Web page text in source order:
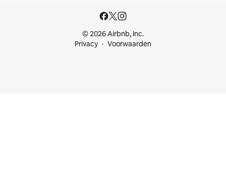
© 2026 Airbnb, Inc.
Privacy
Voorwaarden